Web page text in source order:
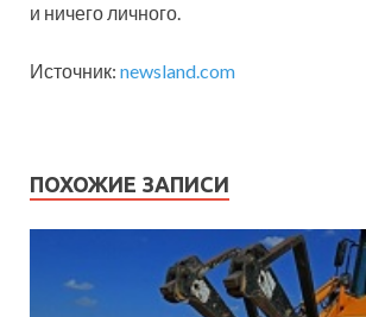
и ничего личного.
Источник: newsland.com
ПОХОЖИЕ ЗАПИСИ